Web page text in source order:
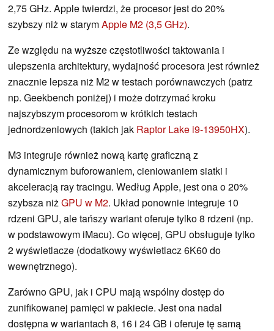
2,75 GHz. Apple twierdzi, że procesor jest do 20%
szybszy niż w starymApple M2 (3,5 GHz).
Ze względu na wyższe częstotliwości taktowania i
ulepszenia architektury, wydajność procesora jest również
znacznie lepsza niż M2 w testach porównawczych (patrz
np. Geekbench poniżej) i może dotrzymać kroku
najszybszym procesorom w krótkich testach
jednordzeniowych (takich jak Raptor Lake i9-13950HX).
M3 integruje również nową kartę graficzną z
dynamicznym buforowaniem, cieniowaniem siatki i
akceleracją ray tracingu. Według Apple, jest ona o 20%
szybsza niżGPU w M2. Układ ponownie integruje 10
rdzeni GPU, ale tańszy wariant oferuje tylko 8 rdzeni (np.
w podstawowym iMacu). Co więcej, GPU obsługuje tylko
2 wyświetlacze (dodatkowy wyświetlacz 6K60 do
wewnętrznego).
Zarówno GPU, jak i CPU mają wspólny dostęp do
zunifikowanej pamięci w pakiecie. Jest ona nadal
dostępna w wariantach 8, 16 i 24 GB i oferuje tę samą